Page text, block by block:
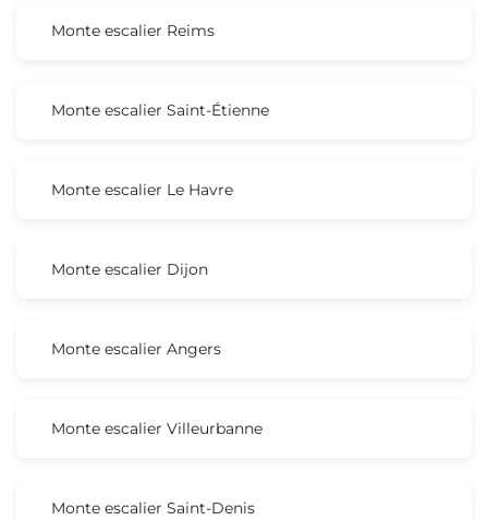
Monte escalier Reims
Monte escalier Saint-Étienne
Monte escalier Le Havre
Monte escalier Dijon
Monte escalier Angers
Monte escalier Villeurbanne
Monte escalier Saint-Denis